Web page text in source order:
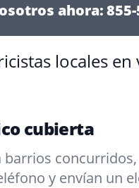
ahora:
locales
cubierta
y envían un